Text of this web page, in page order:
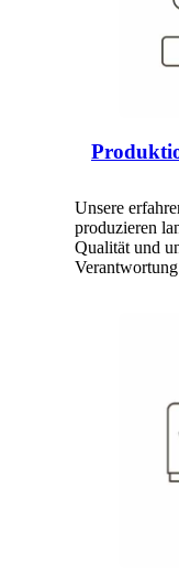
Unsere
produzieren
Qualität und
Verantwortung